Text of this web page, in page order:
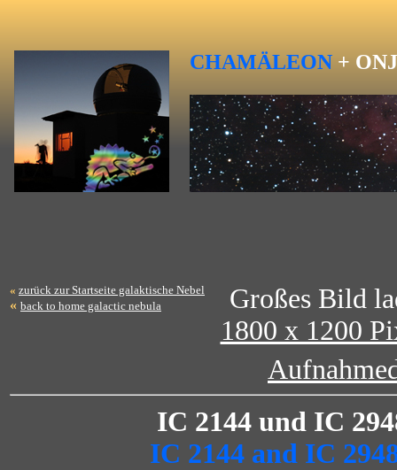
CHAMÄLEON +
« zurück zur Startseite galaktische Nebel
« back to home galactic nebula
Großes Bild
1800 x 1200
IC 2144 und IC
IC 2144 and IC